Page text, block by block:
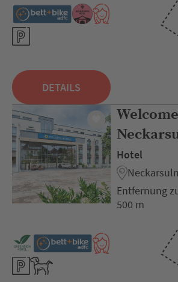
DETAILS
Hotel
Entfernung
500 m